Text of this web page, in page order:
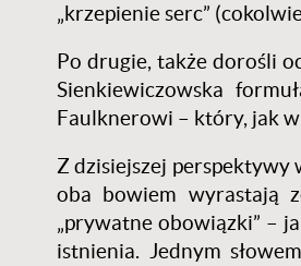
„krzepienie serc”
Po drugie, także dorośli
Sienkiewiczowska
Faulknerowi – który, jak
Z dzisiejszej
oba bowiem wyrastają
„prywatne obowiązki” –
istnienia. Jednym